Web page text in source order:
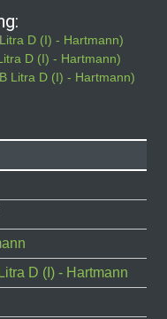
D (I) - Hartmann)
D (I) - Hartmann)
Litra D (I) - Hartmann)
D (I) - Hartmann